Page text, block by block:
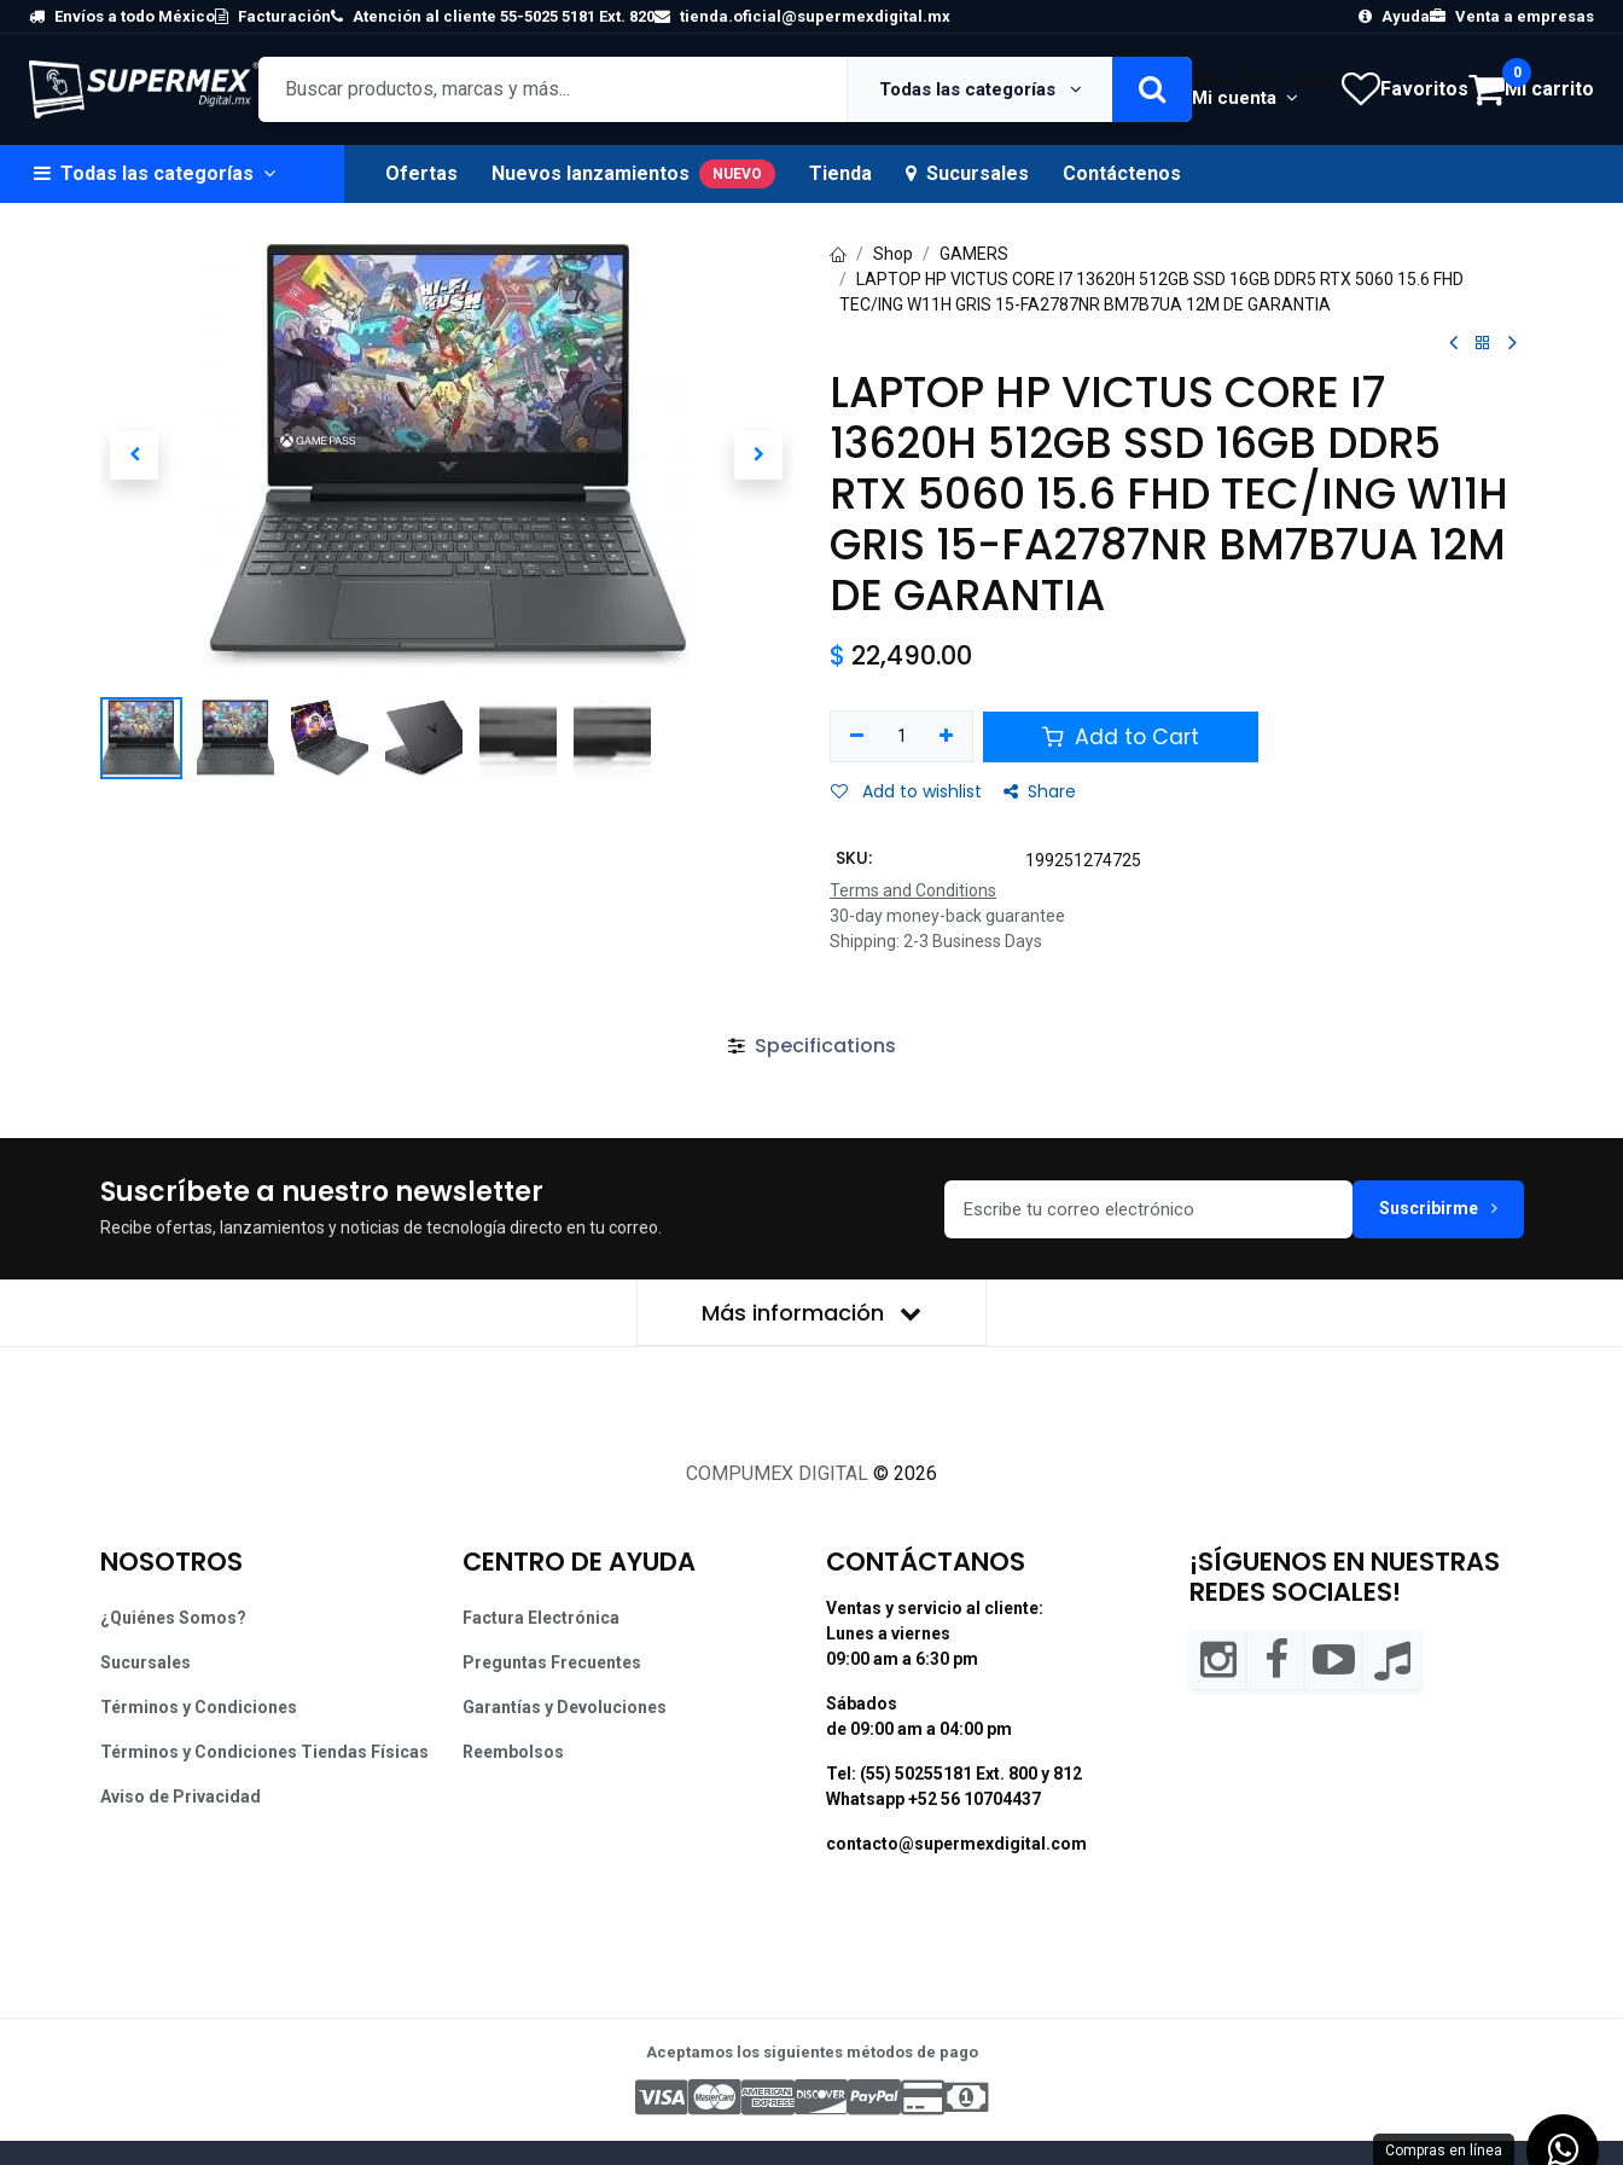
Skip to Content
Envíos a todo México Facturación Atención al cliente 55-5025 5181 Ext. 820 tienda.oficial@supermexdigital.mx Ayuda Venta a empresas
Todas las categorías Mi cuenta Favoritos Mi carrito
0
Todas las categorías Ofertas Nuevos lanzamientos NUEVO Tienda Sucursales Contáctenos
Shop
GAMERS
LAPTOP HP VICTUS CORE I7 13620H 512GB SSD 16GB DDR5 RTX 5060 15.6 FHD
TEC/ING W11H GRIS 15-FA2787NR BM7B7UA 12M DE GARANTIA
LAPTOP HP VICTUS CORE I7
13620H 512GB SSD 16GB DDR5
RTX 5060 15.6 FHD TEC/ING W11H
GRIS 15-FA2787NR BM7B7UA 12M
DE GARANTIA
$ 22,490.00
Add to Cart
Add to wishlist Share
SKU:
199251274725
Terms and Conditions
30-day money-back guarantee
Shipping: 2-3 Business Days
Specifications
Suscríbete a nuestro newsletter
Recibe ofertas, lanzamientos y noticias de tecnología directo en tu correo.
Suscribirme
Más información
COMPUMEX DIGITAL © 2026
NOSOTROS
¿Quiénes Somos?
Sucursales
Términos y Condiciones
Términos y Condiciones Tiendas Físicas
Aviso de Privacidad
CENTRO DE AYUDA
Factura Electrónica
Preguntas Frecuentes
Garantías y Devoluciones
Reembolsos
CONTÁCTANOS
Ventas y servicio al cliente:
Lunes a viernes
09:00 am a 6:30 pm
Sábados
de 09:00 am a 04:00 pm
Tel: (55) 50255181 Ext. 800 y 812
Whatsapp +52 56 10704437
contacto@supermexdigital.com
¡SÍGUENOS EN NUESTRAS
REDES SOCIALES!
Aceptamos los siguientes métodos de pago
Compras en línea